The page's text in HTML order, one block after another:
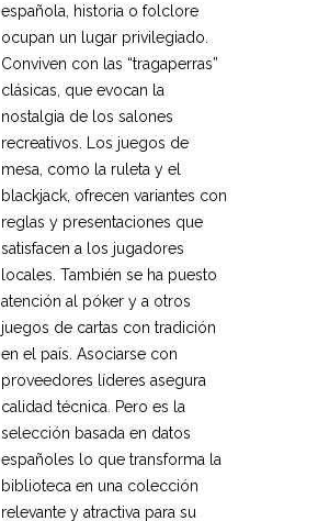
española, historia o folclore
ocupan un lugar privilegiado.
Conviven con las “tragaperras”
clásicas, que evocan la
nostalgia de los salones
recreativos. Los juegos de
mesa, como la ruleta y el
blackjack, ofrecen variantes con
reglas y presentaciones que
satisfacen a los jugadores
locales. También se ha puesto
atención al póker y a otros
juegos de cartas con tradición
en el país. Asociarse con
proveedores líderes asegura
calidad técnica. Pero es la
selección basada en datos
españoles lo que transforma la
biblioteca en una colección
relevante y atractiva para su